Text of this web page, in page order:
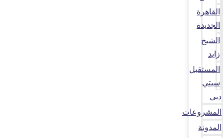
القاهرة
الجديدة
الشيخ
زايد
المستقبل
سيتي
دبي
المشروعات
المدونة